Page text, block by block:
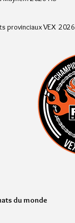
provinciaux VEX 2026
du monde